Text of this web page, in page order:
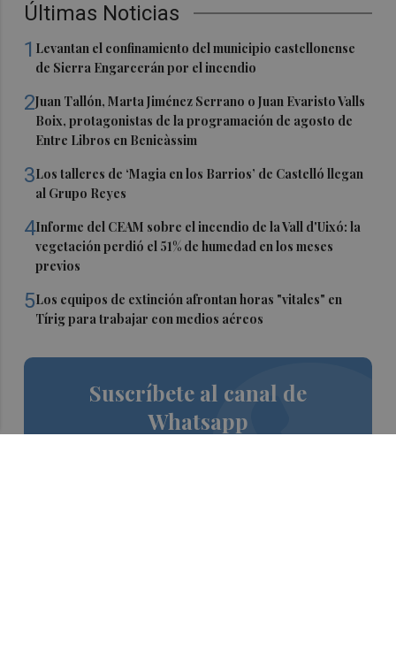
Últimas Noticias
1 Levantan el confinamiento del municipio castellonense
de Sierra Engarcerán por el incendio
2Juan Tallón, Marta Jiménez Serrano o Juan Evaristo Valls
Boix, protagonistas de la programación de agosto de
Entre Libros en Benicàssim
3Los talleres de ‘Magia en los Barrios’ de Castelló llegan
al Grupo Reyes
4Informe del CEAM sobre el incendio de la Vall d'Uixó: la
vegetación perdió el 51% de humedad en los meses
previos
5Los equipos de extinción afrontan horas "vitales" en
Tírig para trabajar con medios aéreos
Suscríbete al canal de
Whatsapp